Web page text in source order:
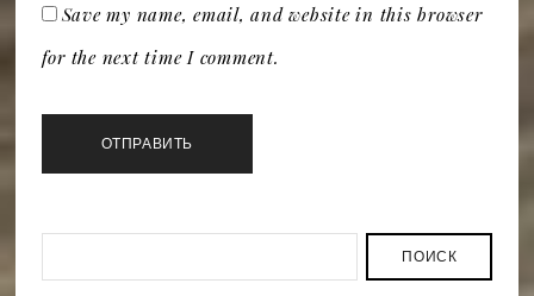
Save my name, email, and website in this browser
for the next time I comment.
ПОИСК